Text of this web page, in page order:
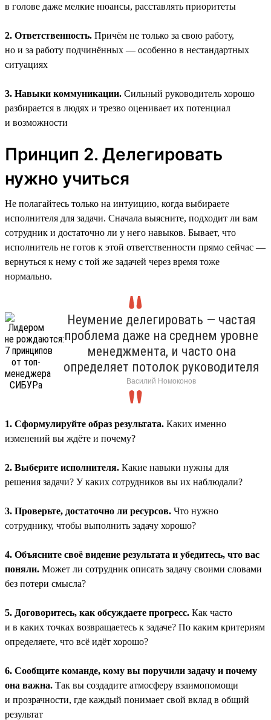
в голове даже мелкие нюансы, расставлять приоритеты
2. Ответственность. Причём не только за свою работу,
но и за работу подчинённых — особенно в нестандартных
ситуациях
3. Навыки коммуникации. Сильный руководитель хорошо
разбирается в людях и трезво оценивает их потенциал
и возможности
Принцип 2. Делегировать
нужно учиться
Не полагайтесь только на интуицию, когда выбираете
исполнителя для задачи. Сначала выясните, подходит ли вам
сотрудник и достаточно ли у него навыков. Бывает, что
исполнитель не готов к этой ответственности прямо сейчас —
вернуться к нему с той же задачей через время тоже
нормально.
Неумение делегировать — частая
проблема даже на среднем уровне
менеджмента, и часто она
определяет потолок руководителя
Василий Номоконов
1. Сформулируйте образ результата. Каких именно
изменений вы ждёте и почему?
2. Выберите исполнителя. Какие навыки нужны для
решения задачи? У каких сотрудников вы их наблюдали?
3. Проверьте, достаточно ли ресурсов. Что нужно
сотруднику, чтобы выполнить задачу хорошо?
4. Объясните своё видение результата и убедитесь, что вас
поняли. Может ли сотрудник описать задачу своими словами
без потери смысла?
5. Договоритесь, как обсуждаете прогресс. Как часто
и в каких точках возвращаетесь к задаче? По каким критериям
определяете, что всё идёт хорошо?
6. Сообщите команде, кому вы поручили задачу и почему
она важна. Так вы создадите атмосферу взаимопомощи
и прозрачности, где каждый понимает свой вклад в общий
результат